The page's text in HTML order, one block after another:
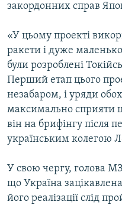
закордонних справ
«У цьому проекті
ракети і дуже
були розроблені
Перший етап цього
незабаром, і уряди
максимально сприяти
він на брифінгу після
українським колегою
У свою чергу, голова
що Україна
його реалізації слід